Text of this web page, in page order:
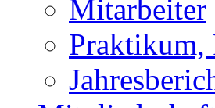
Mitarbeiter
Praktikum,